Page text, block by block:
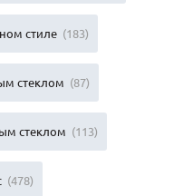
стиле (183)
стеклом (87)
стеклом (113)
(478)